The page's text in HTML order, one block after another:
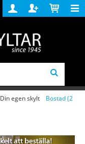
Logga
in
Skapa
konto
Varukorg
Din egen skylt
Bostad (2